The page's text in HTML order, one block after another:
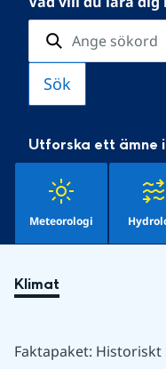
Utforska ett ämne
Meteorologi
Klimat
Faktapaket: